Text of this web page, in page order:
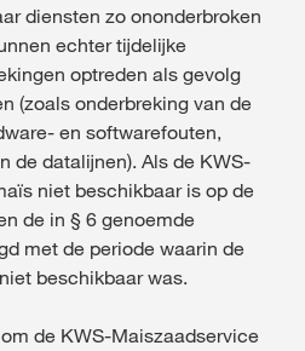
diensten zo ononderbroken
echter tijdelijke
optreden als gevolg
(zoals onderbreking van de
en softwarefouten,
de datalijnen). Als de KWS-
niet beschikbaar is op de
de in § 6 genoemde
met de periode waarin de
beschikbaar was.
de KWS-Maiszaadservice